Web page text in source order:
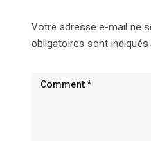
Votre adresse e-mail ne
obligatoires sont indiqués